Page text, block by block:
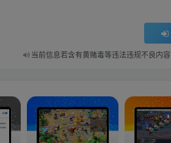
当前信息若含有黄赌毒等违法违规不良内容